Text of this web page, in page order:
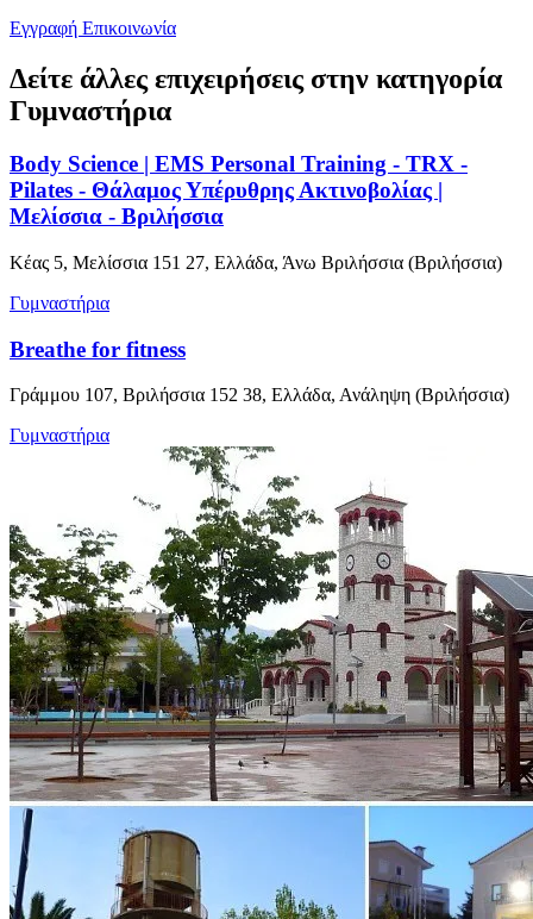
Εγγραφή Επικοινωνία
Δείτε άλλες επιχειρήσεις στην κατηγορία
Γυμναστήρια
Body Science | EMS Personal Training - TRX -
Pilates - Θάλαμος Υπέρυθρης Ακτινοβολίας |
Μελίσσια - Βριλήσσια
Κέας 5, Μελίσσια 151 27, Ελλάδα, Άνω Βριλήσσια (Βριλήσσια)
Γυμναστήρια
Breathe for fitness
Γράμμου 107, Βριλήσσια 152 38, Ελλάδα, Ανάληψη (Βριλήσσια)
Γυμναστήρια